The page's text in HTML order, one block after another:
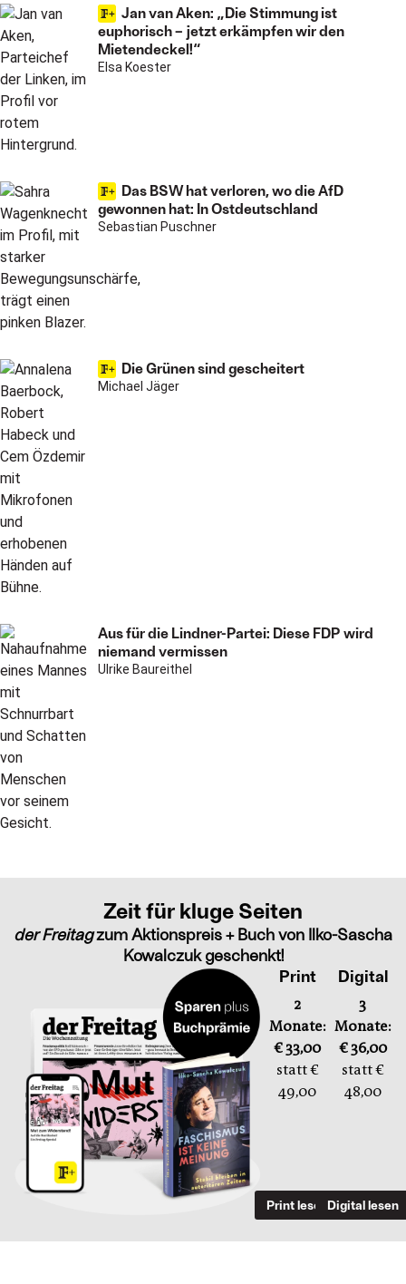
Jan van Aken: „Die Stimmung ist
euphorisch – jetzt erkämpfen wir den
Mietendeckel!“
Elsa Koester
Das BSW hat verloren, wo die AfD
gewonnen hat: In Ostdeutschland
Sebastian Puschner
Die Grünen sind gescheitert
Michael Jäger
Aus für die Lindner-Partei: Diese FDP wird
niemand vermissen
Ulrike Baureithel
Zeit für kluge Seiten
der Freitagzum Aktionspreis + Buch von Ilko-Sascha
Kowalczuk geschenkt!
Print
2
Monate:
€ 33,00
statt €
49,00
Print lesen
Digital
3
Monate:
€ 36,00
statt €
48,00
Digital lesen